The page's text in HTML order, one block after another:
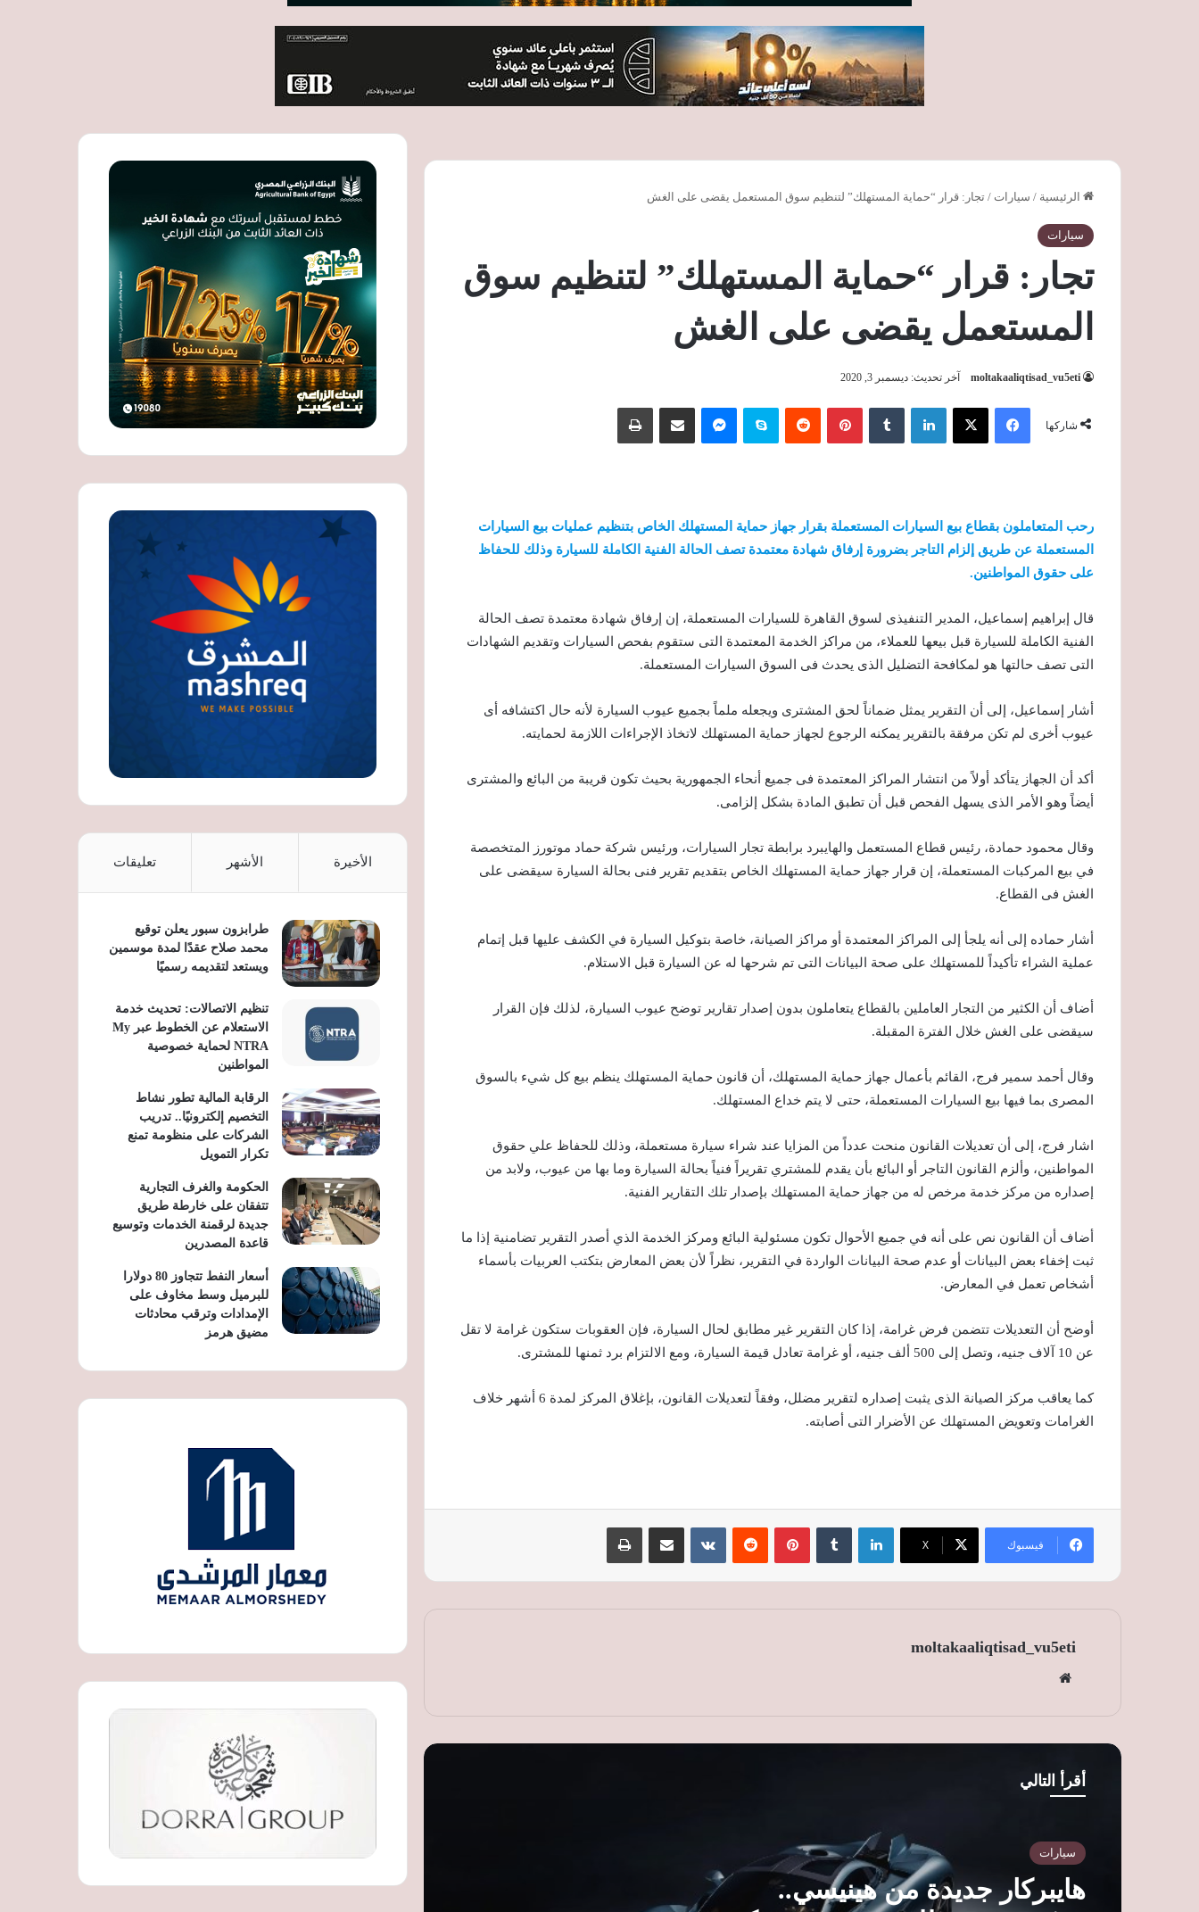
الرئيسية / سيارات / تجار: قرار “حماية المستهلك” لتنظيم سوق المستعمل يقضى على الغش
سيارات
تجار: قرار “حماية المستهلك” لتنظيم سوق
المستعمل يقضى على الغش
moltakaaliqtisad_vu5eti آخر تحديث: ديسمبر 3, 2020
شاركها
فيسبوك ‫X لينكدإن بينتيريست سكايب
رحب المتعاملون بقطاع بيع السيارات المستعملة بقرار جهاز حماية المستهلك الخاص بتنظيم عمليات بيع السيارات
المستعملة عن طريق إلزام التاجر بضرورة إرفاق شهادة معتمدة تصف الحالة الفنية الكاملة للسيارة وذلك للحفاظ
على حقوق المواطنين.
قال إبراهيم إسماعيل، المدير التنفيذى لسوق القاهرة للسيارات المستعملة، إن إرفاق شهادة معتمدة تصف الحالة
الفنية الكاملة للسيارة قبل بيعها للعملاء، من مراكز الخدمة المعتمدة التى ستقوم بفحص السيارات وتقديم الشهادات
التى تصف حالتها هو لمكافحة التضليل الذى يحدث فى السوق السيارات المستعملة.
أشار إسماعيل، إلى أن التقرير يمثل ضماناً لحق المشترى ويجعله ملماً بجميع عيوب السيارة لأنه حال اكتشافه أى
عيوب أخرى لم تكن مرفقة بالتقرير يمكنه الرجوع لجهاز حماية المستهلك لاتخاذ الإجراءات اللازمة لحمايته.
أكد أن الجهاز يتأكد أولاً من انتشار المراكز المعتمدة فى جميع أنحاء الجمهورية بحيث تكون قريبة من البائع والمشترى
أيضاً وهو الأمر الذى يسهل الفحص قبل أن تطبق المادة بشكل إلزامى.
وقال محمود حمادة، رئيس قطاع المستعمل والهايبرد برابطة تجار السيارات، ورئيس شركة حماد موتورز المتخصصة
في بيع المركبات المستعملة، إن قرار جهاز حماية المستهلك الخاص بتقديم تقرير فنى بحالة السيارة سيقضى على
الغش فى القطاع.
أشار حماده إلى أنه يلجأ إلى المراكز المعتمدة أو مراكز الصيانة، خاصة بتوكيل السيارة في الكشف عليها قبل إتمام
عملية الشراء تأكيداً للمستهلك على صحة البيانات التى تم شرحها له عن السيارة قبل الاستلام.
أضاف أن الكثير من التجار العاملين بالقطاع يتعاملون بدون إصدار تقارير توضح عيوب السيارة، لذلك فإن القرار
سيقضى على الغش خلال الفترة المقبلة.
وقال أحمد سمير فرج، القائم بأعمال جهاز حماية المستهلك، أن قانون حماية المستهلك ينظم بيع كل شيء بالسوق
المصرى بما فيها بيع السيارات المستعملة، حتى لا يتم خداع المستهلك.
اشار فرج، إلى أن تعديلات القانون منحت عدداً من المزايا عند شراء سيارة مستعملة، وذلك للحفاظ علي حقوق
المواطنين، وألزم القانون التاجر أو البائع بأن يقدم للمشتري تقريراً فنياً بحالة السيارة وما بها من عيوب، ولابد من
إصداره من مركز خدمة مرخص له من جهاز حماية المستهلك بإصدار تلك التقارير الفنية.
أضاف أن القانون نص على أنه في جميع الأحوال تكون مسئولية البائع ومركز الخدمة الذي أصدر التقرير تضامنية إذا ما
ثبت إخفاء بعض البيانات أو عدم صحة البيانات الواردة في التقرير، نظراً لأن بعض المعارض بتكتب العربيات بأسماء
أشخاص تعمل في المعارض.
أوضح أن التعديلات تتضمن فرض غرامة، إذا كان التقرير غير مطابق لحال السيارة، فإن العقوبات ستكون غرامة لا تقل
عن 10 آلاف جنيه، وتصل إلى 500 ألف جنيه، أو غرامة تعادل قيمة السيارة، ومع الالتزام برد ثمنها للمشترى.
كما يعاقب مركز الصيانة الذى يثبت إصداره لتقرير مضلل، وفقاً لتعديلات القانون، بإغلاق المركز لمدة 6 أشهر خلاف
الغرامات وتعويض المستهلك عن الأضرار التى أصابته.
فيسبوك ‫X
لينكدإن بينتيريست
moltakaaliqtisad_vu5eti
الوي
ب
أقرأ التالي
سيارات
هايبركار جديدة من هينيسي..
مليون ريال
وسعر يبدأ من 139.9 ألف ريال
الأخيرة الأشهر تعليقات
طرابزون سبور يعلن توقيع
محمد صلاح عقدًا لمدة موسمين
ويستعد لتقديمه رسميًا
تنظيم الاتصالات: تحديث خدمة
الاستعلام عن الخطوط عبر My
NTRA لحماية خصوصية
المواطنين
الرقابة المالية تطور نشاط
التخصيم إلكترونيًا.. تدريب
الشركات على منظومة تمنع
تكرار التمويل
الحكومة والغرف التجارية
تتفقان على خارطة طريق
جديدة لرقمنة الخدمات وتوسيع
قاعدة المصدرين
أسعار النفط تتجاوز 80 دولارا
للبرميل وسط مخاوف على
الإمدادات وترقب محادثات
مضيق هرمز